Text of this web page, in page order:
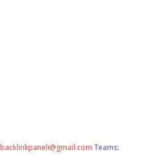
backlinkpaneli@gmail.com Teams: